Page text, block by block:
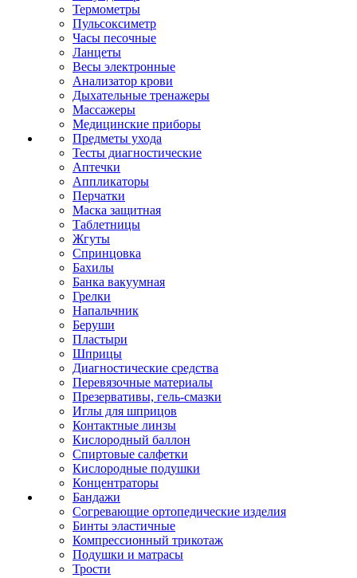
Термометры
Пульсоксиметр
Часы песочные
Ланцеты
Весы электронные
Анализатор крови
Дыхательные тренажеры
Массажеры
Медицинские приборы
Предметы ухода
Тесты диагностические
Аптечки
Аппликаторы
Перчатки
Маска защитная
Таблетницы
Жгуты
Спринцовка
Бахилы
Банка вакуумная
Грелки
Напальчник
Беруши
Пластыри
Шприцы
Диагностические средства
Перевязочные материалы
Презервативы, гель-смазки
Иглы для шприцов
Контактные линзы
Кислородный баллон
Спиртовые салфетки
Кислородные подушки
Концентраторы
Бандажи
Согревающие ортопедические изделия
Бинты эластичные
Компрессионный трикотаж
Подушки и матрасы
Трости